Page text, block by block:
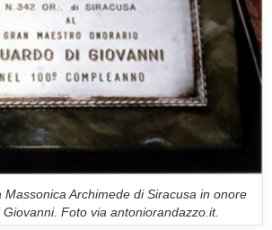
Massonica Archimede di Siracusa in onore
Foto via antoniorandazzo.it.